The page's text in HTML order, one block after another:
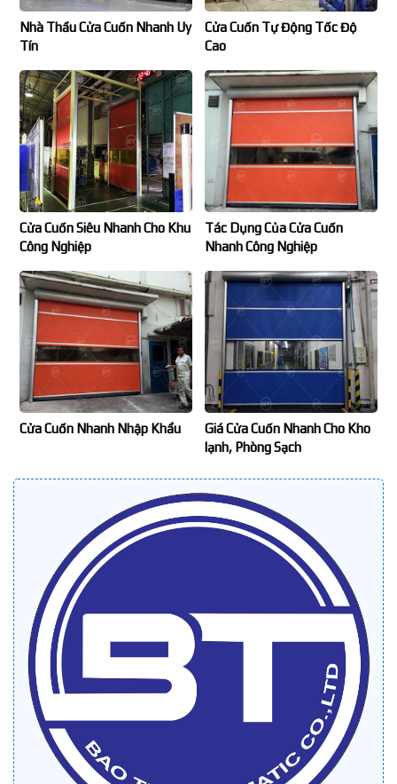
Nhà Thầu Cửa Cuốn Nhanh Uy
Tín
Cửa Cuốn Tự Động Tốc Độ
Cao
Cửa Cuốn Siêu Nhanh Cho Khu
Công Nghiệp
Tác Dụng Của Cửa Cuốn
Nhanh Công Nghiệp
Cửa Cuốn Nhanh Nhập Khẩu
Giá Cửa Cuốn Nhanh Cho Kho
lạnh, Phòng Sạch